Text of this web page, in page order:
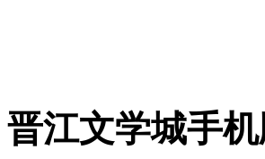
晋江文学城手